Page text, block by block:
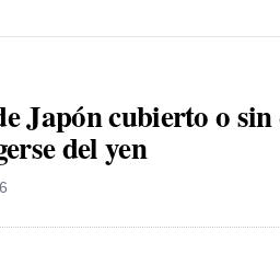
Japón cubierto o
del yen